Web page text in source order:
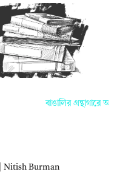
বাঙালির গ্রন্থাগারে
|| Nitish Burman